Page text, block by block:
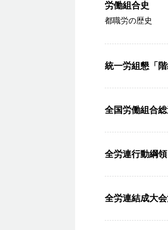
労働組合史
都職労の歴史
統一労組懇「
全国労働組合
全労連行動綱領
全労連結成大